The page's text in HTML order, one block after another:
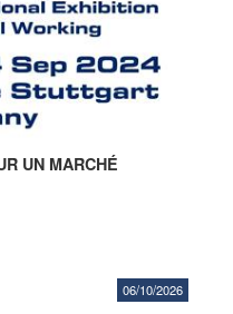
UN MARCHÉ
06/10/2026